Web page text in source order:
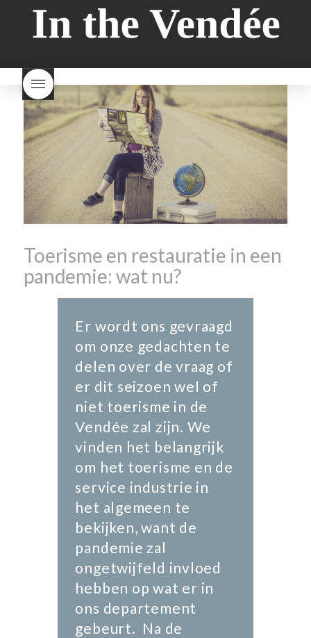
wat is melkbrood
zijn melk
brood en brioche hetzelfde
brood
verkocht
is Beaujolais
Nouveau een fruitige wijn
kooldioxiderijke omgeving.
rose beaujolais nouveau
waar smaakt Beaujolais
Nouveau naar? wat is
Beaujolais Nouveau
wanneer is beaujolais dag
nouveau dag
Wat is de dag
van Beaujolais Nouveau
is de traditie rond beaujolais
nouveau
Beaujolais Nouveau zo
speciaal wat zijn tannines
Toerisme en restauratie in een
pandemie: wat nu?
Er wordt ons gevraagd
om onze gedachten te
delen over de vraag of
er dit seizoen wel of
niet toerisme in de
Vendée zal zijn. We
vinden het belangrijk
om het toerisme en de
service industrie in
het algemeen te
bekijken, want de
pandemie zal
ongetwijfeld invloed
hebben op wat er in
ons departement
gebeurt. Na de